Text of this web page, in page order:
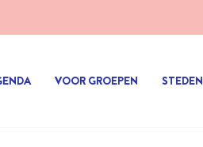
VOOR GROEPEN STEDEN